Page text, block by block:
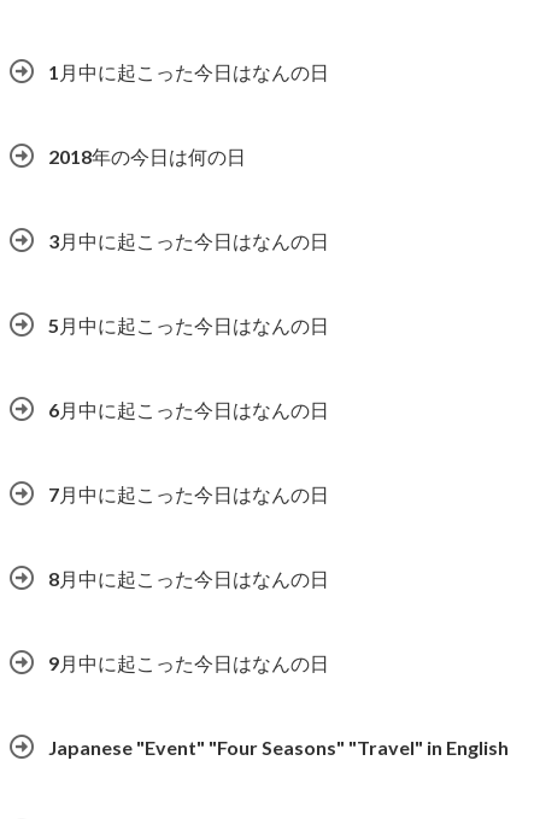
1月中に起こった今日はなんの日
2018年の今日は何の日
3月中に起こった今日はなんの日
5月中に起こった今日はなんの日
6月中に起こった今日はなんの日
7月中に起こった今日はなんの日
8月中に起こった今日はなんの日
9月中に起こった今日はなんの日
Japanese "Event" "Four Seasons" "Travel" in English